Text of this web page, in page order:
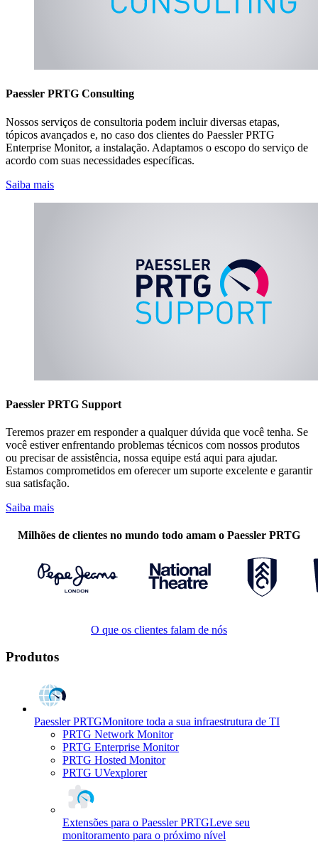
Paessler PRTG Consulting
Nossos serviços de consultoria podem incluir diversas etapas,
tópicos avançados e, no caso dos clientes do Paessler PRTG
Enterprise Monitor, a instalação. Adaptamos o escopo do serviço de
acordo com suas necessidades específicas.
Saiba mais
Paessler PRTG Support
Teremos prazer em responder a qualquer dúvida que você tenha. Se
você estiver enfrentando problemas técnicos com nossos produtos
ou precisar de assistência, nossa equipe está aqui para ajudar.
Estamos comprometidos em oferecer um suporte excelente e garantir
sua satisfação.
Saiba mais
Milhões de clientes no mundo todo amam o Paessler PRTG
O que os clientes falam de nós
Produtos
Paessler PRTGMonitore toda a sua infraestrutura de TI
PRTG Network Monitor
PRTG Enterprise Monitor
PRTG Hosted Monitor
PRTG UVexplorer
Extensões para o Paessler PRTGLeve seu
monitoramento para o próximo nível